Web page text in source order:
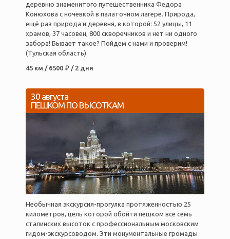
деревню знаменитого путешественника Федора
Конюхова с ночевкой в палаточном лагере. Природа,
ещё раз природа и деревня, в которой: 52 улицы, 11
храмов, 37 часовен, 800 скворечников и нет ни одного
забора! Бывает такое? Пойдем с нами и проверим!
(Тульская область)
45 км / 6500 ₽ / 2 дня
30 августа
ПЕШКОМ ПО ВЫСОТКАМ
Необычная экскурсия-прогулка протяженностью 25
километров, цель которой обойти пешком все семь
сталинских высоток с профессиональным московским
гидом-экскурсоводом. Эти монументальные громады